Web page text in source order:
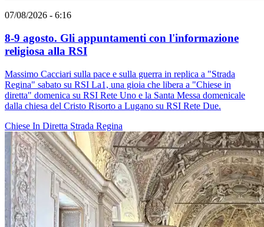
07/08/2026 - 6:16
8-9 agosto. Gli appuntamenti con l'informazione
religiosa alla RSI
Massimo Cacciari sulla pace e sulla guerra in replica a "Strada
Regina" sabato su RSI La1, una gioia che libera a "Chiese in
diretta" domenica su RSI Rete Uno e la Santa Messa domenicale
dalla chiesa del Cristo Risorto a Lugano su RSI Rete Due.
Chiese In Diretta Strada Regina